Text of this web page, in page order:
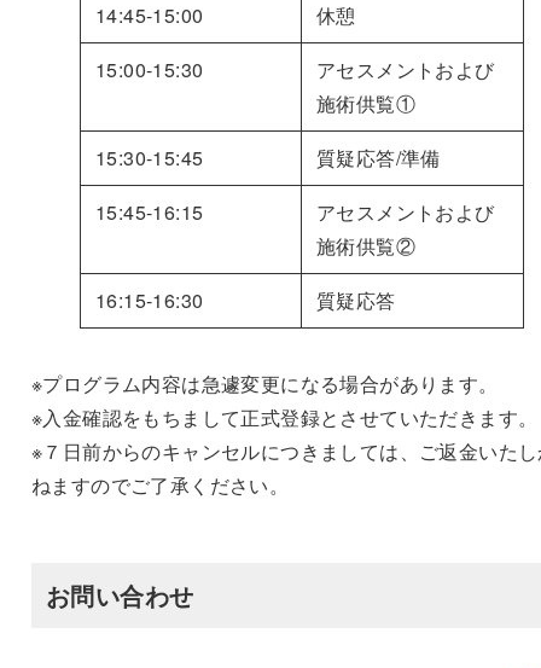
14:45-15:00
休憩
15:00-15:30
アセスメントおよび
施術供覧①
15:30-15:45
質疑応答/準備
15:45-16:15
アセスメントおよび
施術供覧②
16:15-16:30
質疑応答
※プログラム内容は急遽変更になる場合があります。
※入金確認をもちまして正式登録とさせていただきます。
※７日前からのキャンセルにつきましては、ご返金いた
ねますのでご了承ください。
お問い合わせ